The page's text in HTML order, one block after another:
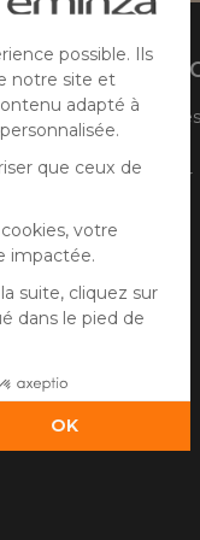
A
Qui
Côté Atelier